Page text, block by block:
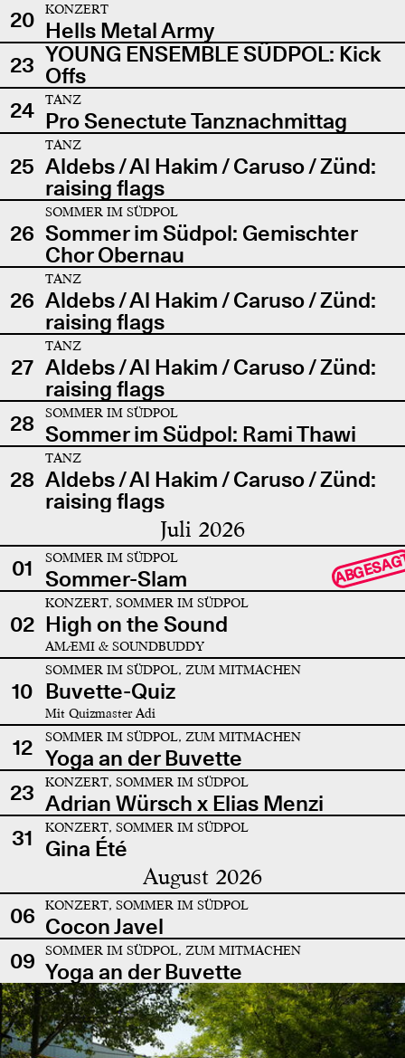
20
KONZERT
Hells Metal Army
23 YOUNG ENSEMBLE SÜDPOL: Kick
Offs
24
TANZ
Pro Senectute Tanznachmittag
25
TANZ
Aldebs / Al Hakim / Caruso / Zünd:
raising flags
26
SOMMER IM SÜDPOL
Sommer im Südpol: Gemischter
Chor Obernau
26
TANZ
Aldebs / Al Hakim / Caruso / Zünd:
raising flags
27
TANZ
Aldebs / Al Hakim / Caruso / Zünd:
raising flags
28
SOMMER IM SÜDPOL
Sommer im Südpol: Rami Thawi
28
TANZ
Aldebs / Al Hakim / Caruso / Zünd:
raising flags
Juli 2026
01 SOMMER IM SÜDPOL
Sommer-Slam
02
KONZERT, SOMMER IM SÜDPOL
High on the Sound
AMÆMI & SOUNDBUDDY
10
SOMMER IM SÜDPOL, ZUM MITMACHEN
Buvette-Quiz
Mit Quizmaster Adi
12 SOMMER IM SÜDPOL, ZUM MITMACHEN
Yoga an der Buvette
23
KONZERT, SOMMER IM SÜDPOL
Adrian Würsch x Elias Menzi
31
KONZERT, SOMMER IM SÜDPOL
Gina Été
August 2026
06 KONZERT, SOMMER IM SÜDPOL
Cocon Javel
09
SOMMER IM SÜDPOL, ZUM MITMACHEN
Yoga an der Buvette